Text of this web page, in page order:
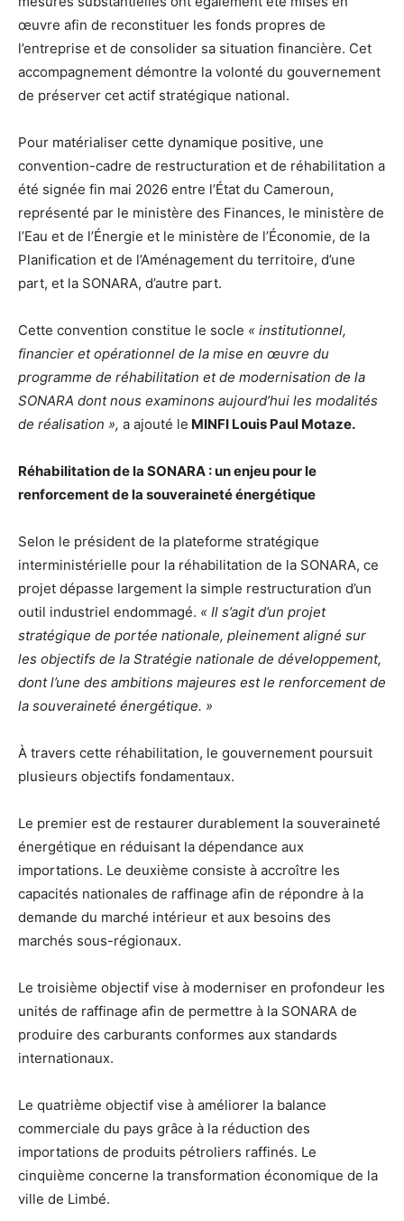
œuvre afin de reconstituer les fonds propres de
l’entreprise et de consolider sa situation financière. Cet
accompagnement démontre la volonté du gouvernement
de préserver cet actif stratégique national.
Pour matérialiser cette dynamique positive, une
convention-cadre de restructuration et de réhabilitation a
été signée fin mai 2026 entre l’État du Cameroun,
représenté par le ministère des Finances, le ministère de
l’Eau et de l’Énergie et le ministère de l’Économie, de la
Planification et de l’Aménagement du territoire, d’une
part, et la SONARA, d’autre part.
Cette convention constitue le socle « institutionnel,
financier et opérationnel de la mise en œuvre du
programme de réhabilitation et de modernisation de la
SONARA dont nous examinons aujourd’hui les modalités
de réalisation », a ajouté le MINFI Louis Paul Motaze.
Réhabilitation de la SONARA : un enjeu pour le
renforcement de la souveraineté énergétique
Selon le président de la plateforme stratégique
interministérielle pour la réhabilitation de la SONARA, ce
projet dépasse largement la simple restructuration d’un
outil industriel endommagé. « Il s’agit d’un projet
stratégique de portée nationale, pleinement aligné sur
les objectifs de la Stratégie nationale de développement,
dont l’une des ambitions majeures est le renforcement de
la souveraineté énergétique. »
À travers cette réhabilitation, le gouvernement poursuit
plusieurs objectifs fondamentaux.
Le premier est de restaurer durablement la souveraineté
énergétique en réduisant la dépendance aux
importations. Le deuxième consiste à accroître les
capacités nationales de raffinage afin de répondre à la
demande du marché intérieur et aux besoins des
marchés sous-régionaux.
Le troisième objectif vise à moderniser en profondeur les
unités de raffinage afin de permettre à la SONARA de
produire des carburants conformes aux standards
internationaux.
Le quatrième objectif vise à améliorer la balance
commerciale du pays grâce à la réduction des
importations de produits pétroliers raffinés. Le
cinquième concerne la transformation économique de la
ville de Limbé.